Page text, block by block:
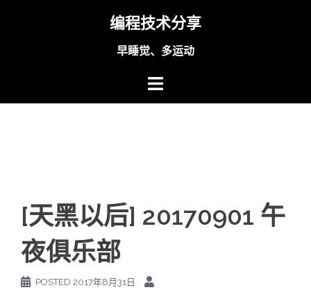
编程技术分享
早睡觉、多运动
[天黑以后] 20170901 午
夜俱乐部
POSTED 2017年8月31日